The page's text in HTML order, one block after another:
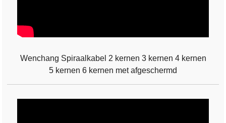
Wenchang Spiraalkabel 2 kernen 3 kernen 4 kernen
5 kernen 6 kernen met afgeschermd